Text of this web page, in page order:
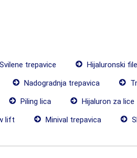
Svilene trepavice Hijaluronski
Nadogradnja trepavica
Piling lica Hijaluron za lice
lift Minival trepavica